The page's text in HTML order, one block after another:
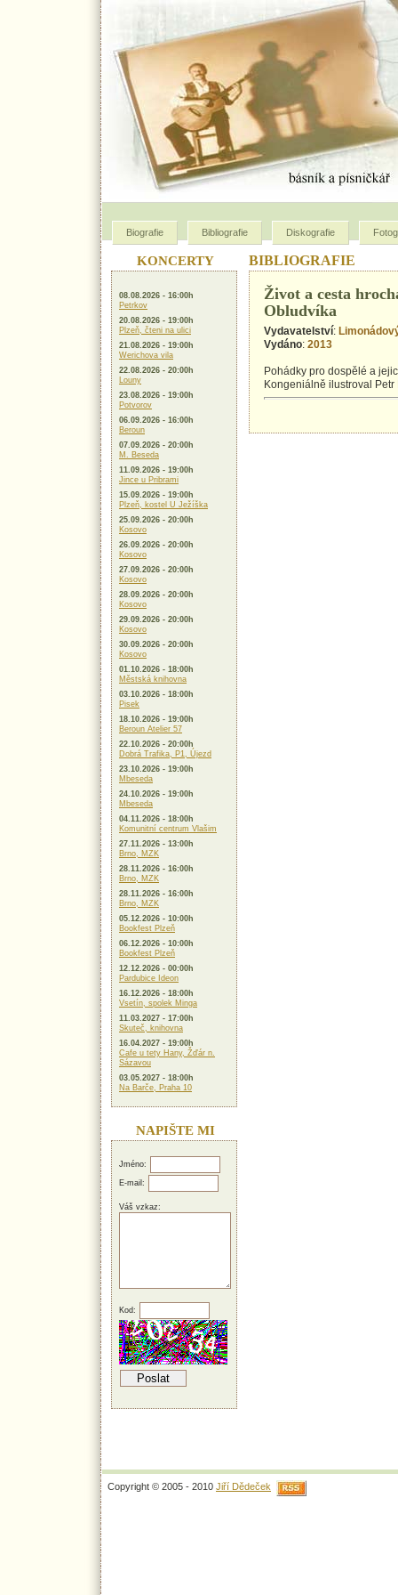
Biografie Bibliografie Diskografie
BIBLIOGRAFIE
Život a cesta
Obludvíka
Vydavatelství:
Vydáno: 2013
Pohádky pro dospělé a
Kongeniálně ilustroval Petr
KONCERTY
08.08.2026 - 16:00h
Petrkov
20.08.2026 - 19:00h
Plzeň, čteni na ulici
21.08.2026 - 19:00h
Werichova vila
22.08.2026 - 20:00h
Louny
23.08.2026 - 19:00h
Potvorov
06.09.2026 - 16:00h
Beroun
07.09.2026 - 20:00h
M. Beseda
11.09.2026 - 19:00h
Jince u Pribrami
15.09.2026 - 19:00h
Plzeň, kostel U Ježíška
25.09.2026 - 20:00h
Kosovo
26.09.2026 - 20:00h
Kosovo
27.09.2026 - 20:00h
Kosovo
28.09.2026 - 20:00h
Kosovo
29.09.2026 - 20:00h
Kosovo
30.09.2026 - 20:00h
Kosovo
01.10.2026 - 18:00h
Městská knihovna
03.10.2026 - 18:00h
Pisek
18.10.2026 - 19:00h
Beroun Atelier 57
22.10.2026 - 20:00h
Dobrá Trafika, P1, Újezd
23.10.2026 - 19:00h
Mbeseda
24.10.2026 - 19:00h
Mbeseda
04.11.2026 - 18:00h
Komunitní centrum Vlašim
27.11.2026 - 13:00h
Brno, MZK
28.11.2026 - 16:00h
Brno, MZK
28.11.2026 - 16:00h
Brno, MZK
05.12.2026 - 10:00h
Bookfest Plzeň
06.12.2026 - 10:00h
Bookfest Plzeň
12.12.2026 - 00:00h
Pardubice Ideon
16.12.2026 - 18:00h
Vsetín, spolek Minga
11.03.2027 - 17:00h
Skuteč, knihovna
16.04.2027 - 19:00h
Cafe u tety Hany, Žďár n.
Sázavou
03.05.2027 - 18:00h
Na Barče, Praha 10
NAPIŠTE MI
Jméno:
E-mail:
Váš vzkaz:
Kod:
Copyright © 2005 - 2010 Jiří Dědeček